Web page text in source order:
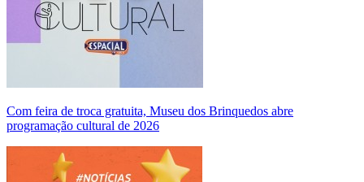
Com feira de troca gratuita, Museu dos Brinquedos abre
programação cultural de 2026